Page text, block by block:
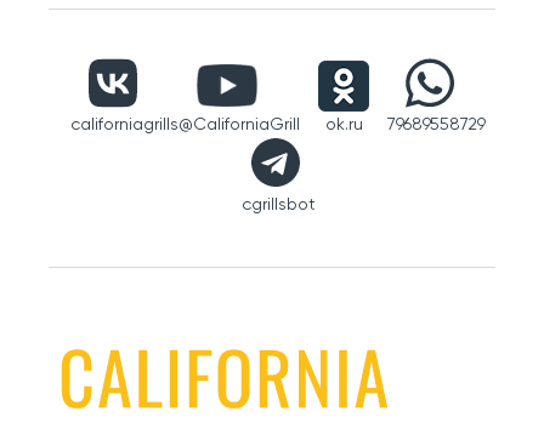
californiagrills@CaliforniaGrill ok.ru 79689558729
cgrillsbot